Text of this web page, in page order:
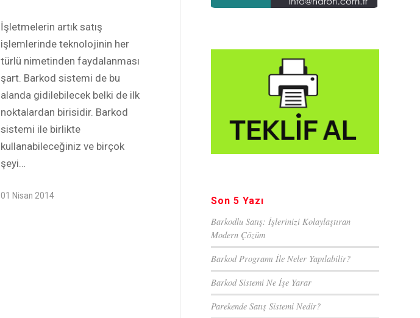
İşletmelerin artık satış
işlemlerinde teknolojinin her
türlü nimetinden faydalanması
şart. Barkod sistemi de bu
alanda gidilebilecek belki de ilk
noktalardan birisidir. Barkod
sistemi ile birlikte
kullanabileceğiniz ve birçok
şeyi…
01 Nisan 2014
Son 5 Yazı
Barkodlu Satış: İşlerinizi Kolaylaştıran
Modern Çözüm
Barkod Programı İle Neler Yapılabilir?
Barkod Sistemi Ne İşe Yarar
Parekende Satış Sistemi Nedir?